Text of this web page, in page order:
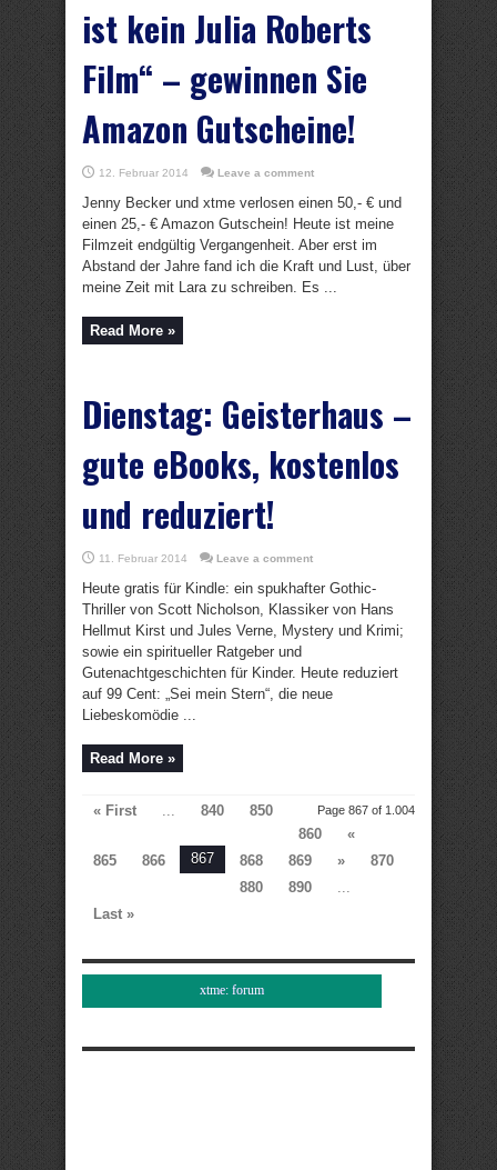
ist kein Julia Roberts
Film“ – gewinnen Sie
Amazon Gutscheine!
12. Februar 2014 Leave a comment
Jenny Becker und xtme verlosen einen 50,- € und
einen 25,- € Amazon Gutschein! Heute ist meine
Filmzeit endgültig Vergangenheit. Aber erst im
Abstand der Jahre fand ich die Kraft und Lust, über
meine Zeit mit Lara zu schreiben. Es ...
Read More »
Dienstag: Geisterhaus –
gute eBooks, kostenlos
und reduziert!
11. Februar 2014 Leave a comment
Heute gratis für Kindle: ein spukhafter Gothic-
Thriller von Scott Nicholson, Klassiker von Hans
Hellmut Kirst und Jules Verne, Mystery und Krimi;
sowie ein spiritueller Ratgeber und
Gutenachtgeschichten für Kinder. Heute reduziert
auf 99 Cent: „Sei mein Stern“, die neue
Liebeskomödie ...
Read More »
Page 867 of 1.004
« First ... 840
850
860
«
865
866 867 868 869 »
870
880
890
...
Last »
xtme: forum